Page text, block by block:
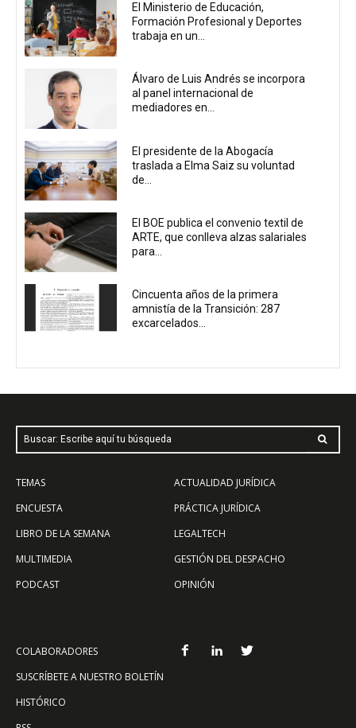
El Ministerio de Educación,
Formación Profesional y Deportes
trabaja en un...
Álvaro de Luis Andrés se incorpora
al panel internacional de
mediadores en...
El presidente de la Abogacía
traslada a Elma Saiz su voluntad
de...
El BOE publica el convenio textil de
ARTE, que conlleva alzas salariales
para...
Cincuenta años de la primera
amnistía de la Transición: 287
excarcelados...
Buscar: Escribe aquí tu búsqueda
TEMAS
ENCUESTA
LIBRO DE LA SEMANA
MULTIMEDIA
PODCAST
ACTUALIDAD JURÍDICA
PRÁCTICA JURÍDICA
LEGALTECH
GESTIÓN DEL DESPACHO
OPINIÓN
COLABORADORES
SUSCRÍBETE A NUESTRO BOLETÍN
HISTÓRICO